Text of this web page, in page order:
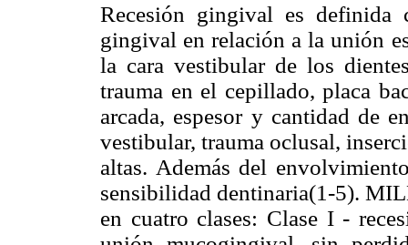
Recesión gingival es definida
gingival en relación a la unión
la cara vestibular de los
trauma en el cepillado, placa
arcada, espesor y cantidad de
vestibular, trauma oclusal,
altas. Además del
sensibilidad dentinaria(1-5).
en cuatro clases: Clase I -